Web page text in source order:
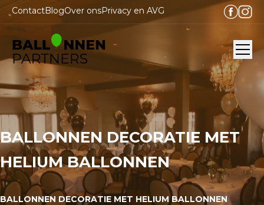
ContactBlogOver onsPrivacy en AVG
BALLONNEN DECORATIE MET
HELIUM BALLONNEN
BALLONNEN DECORATIE MET HELIUM BALLONNEN